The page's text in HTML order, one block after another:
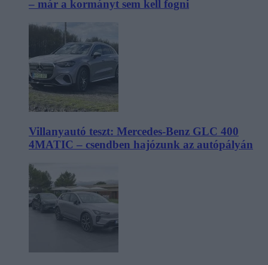
– már a kormányt sem kell fogni
Villanyautó teszt: Mercedes-Benz GLC 400
4MATIC – csendben hajózunk az autópályán